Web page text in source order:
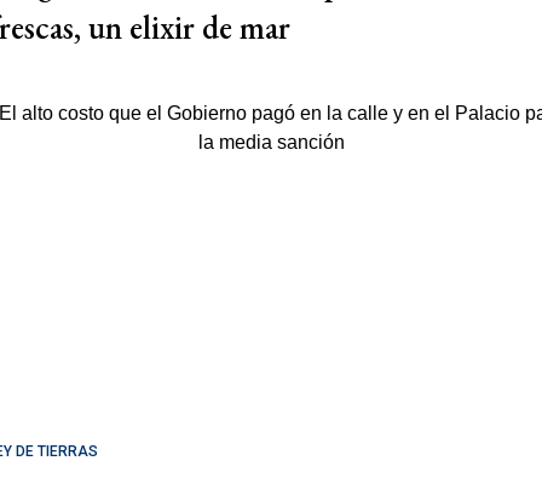
un elixir de mar
DE TIERRAS